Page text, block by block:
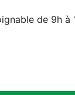
de 9h à